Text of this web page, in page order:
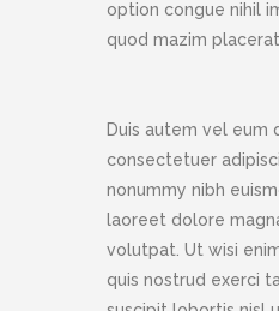
option congue nihil
quod mazim
Duis autem vel eum
consectetuer
nonummy nibh
laoreet dolore
volutpat. Ut wisi
quis nostrud exerci